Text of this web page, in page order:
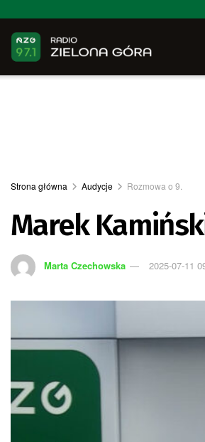
Strona główna Audycje Rozmowa o 9.
Marek
Marta Czechowska 2025-07-11